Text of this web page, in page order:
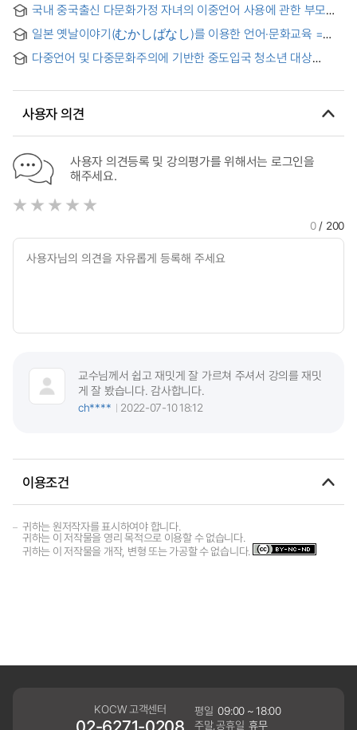
and Non-Communicative Factors for Hiring and
Maintaining Employment of Adults with Developmental
Disabilities
국내 중국출신 다문화가정 자녀의 이중언어 사용에 관한 부모
of Bilingual for Children of Chinese Multicultural Family in
Korea
일본 옛날이야기(むかしばなし)를 이용한 언어·문화교육 =
folk tale
다중언어 및 다중문화주의에 기반한 중도입국 청소년 대상
Pluriculturalism
사용자 의견
사용자 의견등록 및 강의평가를 위해서는 로그인을
해주세요.
0/ 200
교수님께서 쉽고 재밋게 잘 가르쳐 주셔서 강의를 재밋
게 잘 봤습니다. 감사합니다.
ch****
2022-07-10 18:12
이용조건
귀하는 원저작자를 표시하여야 합니다.
귀하는 이 저작물을 영리 목적으로 이용할 수 없습니다.
귀하는 이 저작물을 개작, 변형 또는 가공할 수 없습니다.
KOCW 고객센터 평일 09:00 ~ 18:00
주말,공휴일 휴무